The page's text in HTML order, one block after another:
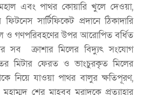
এবং পাথর কোয়ারি খুলে দেওয়া,
সার্টিফিকেট প্রদানে ঠিকাদারি
ও গণপরিবহণের উপর আরোপিত বর্ধিত
সব ক্রাশার মিলের বিদ্যুৎ সংযোগ
মিটার ফেরত ও ভাংচুরকৃত মিলের
নিয়ে যাওয়া পাথর বালুর ক্ষতিপূরণ,
শের মাহবুব মুরাদকে প্রত্যাহার